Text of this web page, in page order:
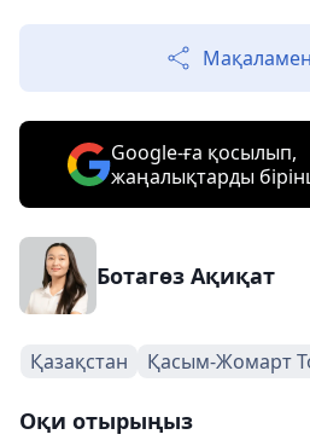
Мақаламен
Google-ға қосылып,
жаңалықтарды
Ботагөз Ақиқат
Қазақстан Қасым-Жомарт
Оқи отырыңыз